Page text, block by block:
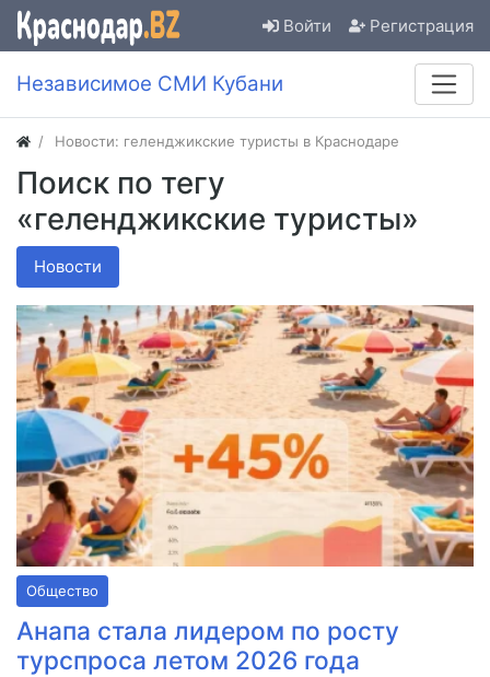
Войти Регистрация
Независимое СМИ Кубани
Новости: геленджикские туристы в Краснодаре
Поиск по тегу
«геленджикские туристы»
Новости
Общество
Анапа стала лидером по росту
турспроса летом 2026 года